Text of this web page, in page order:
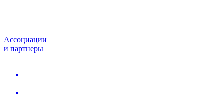
Ассоциации
и партнеры